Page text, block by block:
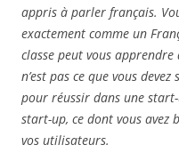
appris à parler français.
exactement comme un
classe peut vous apprendre
n’est pas ce que vous
pour réussir dans une start-
start-up, ce dont vous avez
vos utilisateurs.